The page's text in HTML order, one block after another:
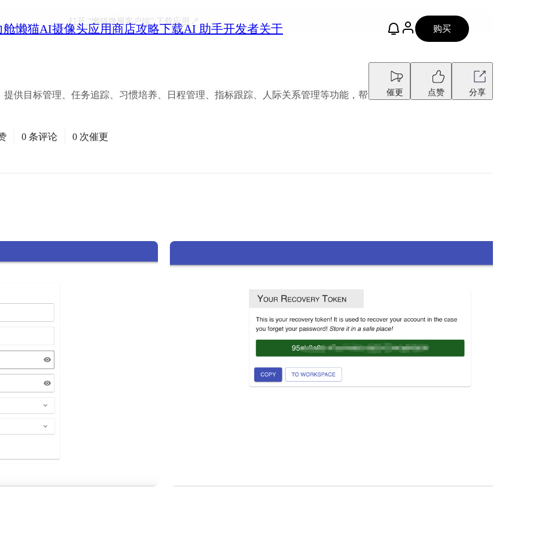
舱懒猫AI摄像头应用商店攻略下载AI 助手开发者关于 购买
打开 “懒猫微服客户端”下载应用
提供目标管理、任务追踪、习惯培养、日程管理、指标跟踪、人际关系管理等功能，帮 催更 点赞 分享
0 条评论 0 次催更